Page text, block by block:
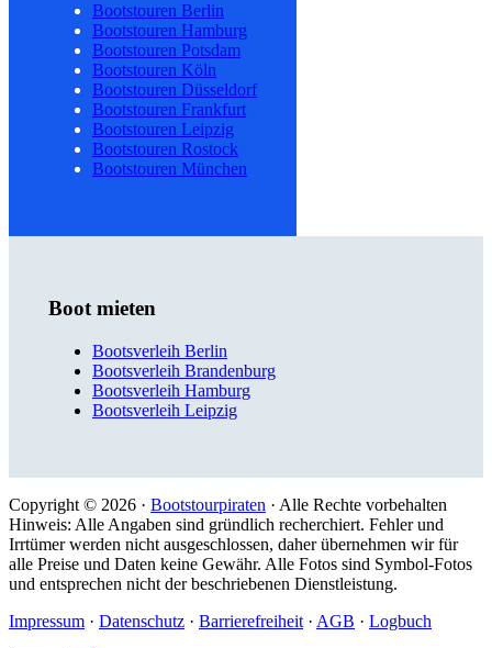
Bootstouren Berlin
Bootstouren Hamburg
Bootstouren Potsdam
Bootstouren Köln
Bootstouren Düsseldorf
Bootstouren Frankfurt
Bootstouren Leipzig
Bootstouren Rostock
Bootstouren München
Boot mieten
Bootsverleih Berlin
Bootsverleih Brandenburg
Bootsverleih Hamburg
Bootsverleih Leipzig
Copyright © 2026 · Bootstourpiraten · Alle Rechte vorbehalten
Hinweis: Alle Angaben sind gründlich recherchiert. Fehler und
Irrtümer werden nicht ausgeschlossen, daher übernehmen wir für
alle Preise und Daten keine Gewähr. Alle Fotos sind Symbol-Fotos
und entsprechen nicht der beschriebenen Dienstleistung.
Impressum · Datenschutz · Barrierefreiheit · AGB · Logbuch